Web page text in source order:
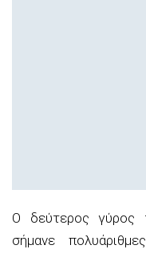
Ο δεύτερος γύρος
σήμανε